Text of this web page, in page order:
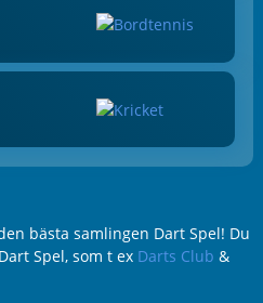
bästa samlingen Dart Spel! Du
Spel, som t ex Darts Club &